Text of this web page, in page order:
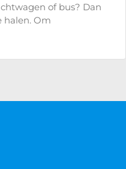
of bus? Dan
halen. Om